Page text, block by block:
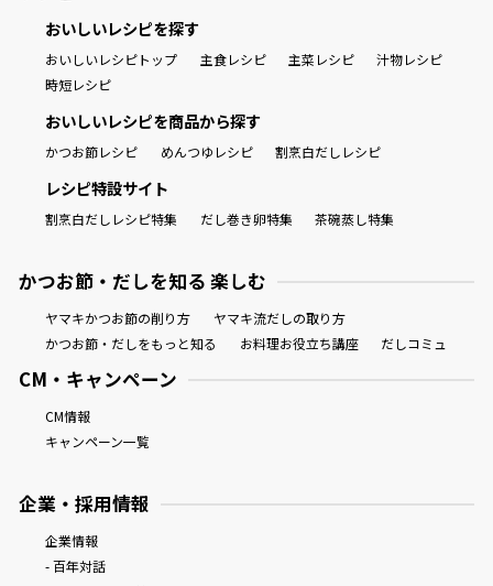
おいしいレシピを探す
おいしいレシピトップ 主食レシピ 主菜レシピ
汁物レシピ
時短レシピ
おいしいレシピを商品から探す
かつお節レシピ めんつゆレシピ 割烹白だしレシピ
レシピ特設サイト
割烹白だしレシピ特集 だし巻き卵特集 茶碗蒸し特集
かつお節・だしを知る 楽しむ
ヤマキかつお節の削り方
ヤマキ流だしの取り方
かつお節・だしをもっと知る
お料理お役立ち講座 だしコミュ
CM・キャンペーン
CM情報
キャンペーン一覧
企業・採用情報
企業情報
- 百年対話